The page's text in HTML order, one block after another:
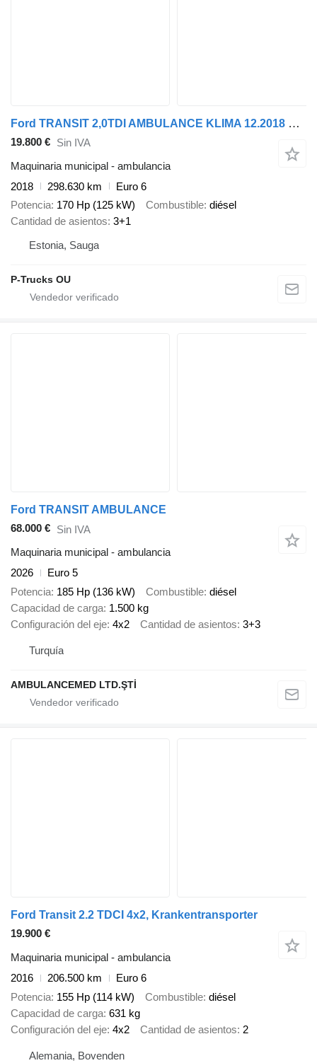
Ford TRANSIT 2,0TDI AMBULANCE KLIMA 12.2018 EURO 6, 3 UNITS
19.800 € Sin IVA
Maquinaria municipal - ambulancia
2018
298.630 km
Euro 6
Potencia 170 Hp (125 kW) Combustible diésel
Cantidad de asientos 3+1
Estonia, Sauga
P-Trucks OU
Ford TRANSIT AMBULANCE
68.000 € Sin IVA
Maquinaria municipal - ambulancia
2026
Euro 5
Potencia 185 Hp (136 kW) Combustible diésel
Capacidad de carga 1.500 kg
Configuración del eje 4x2 Cantidad de asientos 3+3
Turquía
AMBULANCEMED LTD.ŞTİ
Ford Transit 2.2 TDCI 4x2, Krankentransporter
19.900 €
Maquinaria municipal - ambulancia
2016
206.500 km
Euro 6
Potencia 155 Hp (114 kW) Combustible diésel
Capacidad de carga 631 kg
Configuración del eje 4x2 Cantidad de asientos 2
Alemania, Bovenden